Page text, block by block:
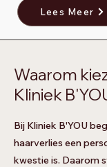
Lees Meer
Waarom
Kliniek
Bij Kliniek B'YOU
haarverlies een
kwestie is. Daarom